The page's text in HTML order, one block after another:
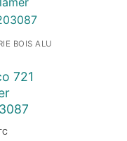
BOIS ALU
721